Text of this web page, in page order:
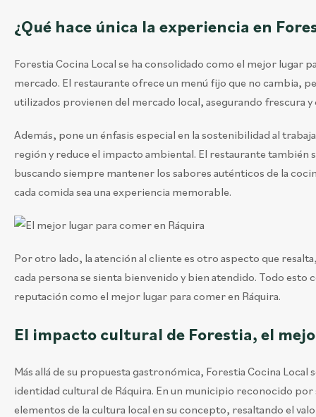
¿Qué hace única la experiencia en
Forestia Cocina Local se ha consolidado como el mejor lugar
mercado. El restaurante ofrece un menú fijo que no cambia,
utilizados provienen del mercado local, asegurando frescura y
Además, pone un énfasis especial en la sostenibilidad al
región y reduce el impacto ambiental. El restaurante
buscando siempre mantener los sabores auténticos de la
cada comida sea una experiencia memorable.
Por otro lado, la atención al cliente es otro aspecto que
cada persona se sienta bienvenido y bien atendido. Todo esto
reputación como el mejor lugar para comer en Ráquira.
El impacto cultural de Forestia, el
Más allá de su propuesta gastronómica, Forestia Cocina
identidad cultural de Ráquira. En un municipio reconocido
elementos de la cultura local en su concepto, resaltando el